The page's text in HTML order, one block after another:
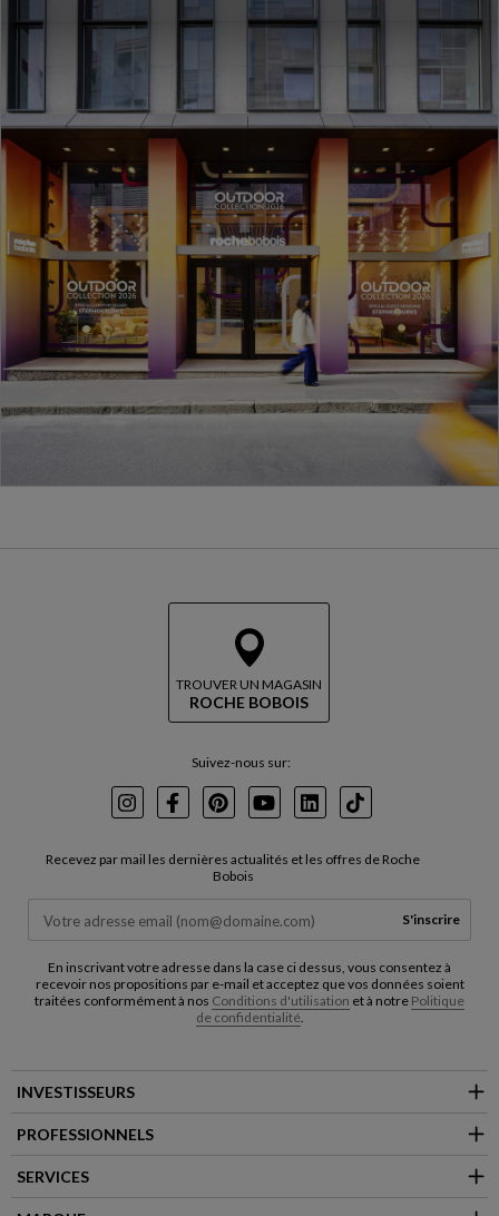
TROUVER UN MAGASIN
ROCHE BOBOIS
Suivez-nous sur:
InstagramFacebookPinterest
YoutubeLinkedInTikTok
Recevez par mail les dernières actualités et les offres de Roche
Bobois
S'inscrire
En inscrivant votre adresse dans la case ci dessus, vous consentez à
recevoir nos propositions par e-mail et acceptez que vos données soient
traitées conformément à nos Conditions d'utilisation et à notre Politique
de confidentialité.
INVESTISSEURS
PROFESSIONNELS
SERVICES